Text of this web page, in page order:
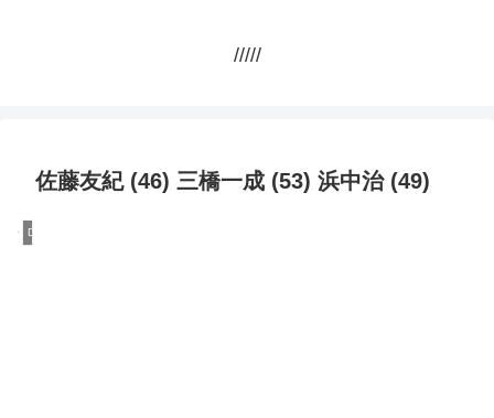
/////
佐藤友紀 (46) 三橋一成 (53) 浜中治 (49)
DQN